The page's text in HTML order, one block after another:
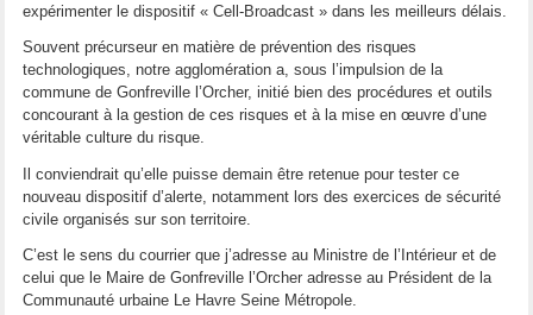
expérimenter le dispositif « Cell-Broadcast » dans les meilleurs délais.
Souvent précurseur en matière de prévention des risques
technologiques, notre agglomération a, sous l’impulsion de la
commune de Gonfreville l’Orcher, initié bien des procédures et outils
concourant à la gestion de ces risques et à la mise en œuvre d’une
véritable culture du risque.
Il conviendrait qu’elle puisse demain être retenue pour tester ce
nouveau dispositif d’alerte, notamment lors des exercices de sécurité
civile organisés sur son territoire.
C’est le sens du courrier que j’adresse au Ministre de l’Intérieur et de
celui que le Maire de Gonfreville l’Orcher adresse au Président de la
Communauté urbaine Le Havre Seine Métropole.